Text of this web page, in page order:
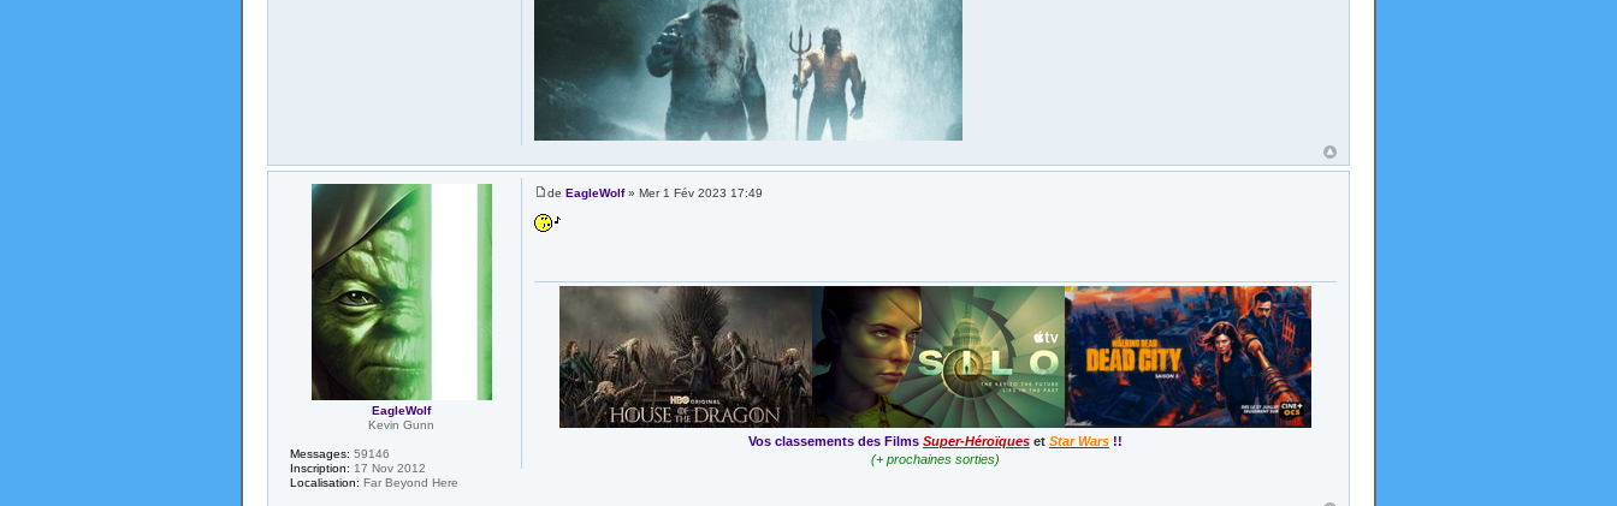
de EagleWolf» Mer 1 Fév 2023 17:49
Vos classements des Films Super-Héroïques et Star Wars !!
(+ prochaines sorties)
EagleWolf
Kevin Gunn
Messages: 59146
Inscription: 17 Nov 2012
Localisation: Far Beyond Here